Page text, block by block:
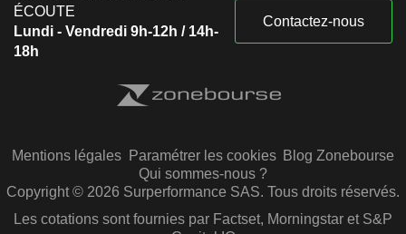
ÉCOUTE
Lundi - Vendredi 9h-12h / 14h-
18h
Contactez-nous
Mentions légales Paramétrer les cookies Blog Zonebourse
Qui sommes-nous ?
Copyright © 2026 Surperformance SAS. Tous droits réservés.
Les cotations sont fournies par Factset, Morningstar et S&P